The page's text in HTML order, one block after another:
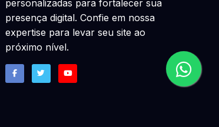
personalizadas para fortalecer sua
presença digital. Confie em nossa
expertise para levar seu site ao
próximo nível.